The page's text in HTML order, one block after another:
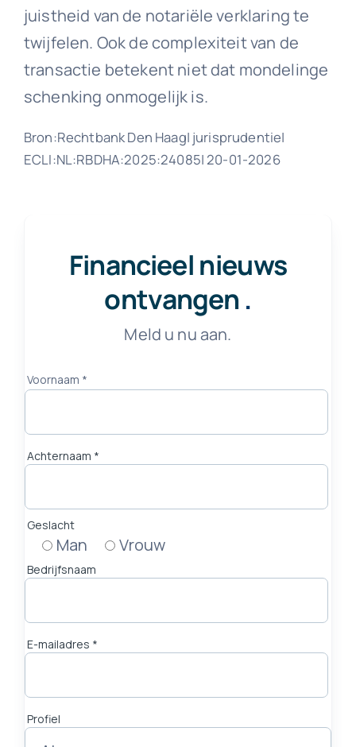
juistheid van de notariële verklaring te
twijfelen. Ook de complexiteit van de
transactie betekent niet dat mondelinge
schenking onmogelijk is.
Bron:Rechtbank Den Haag| jurisprudentie|
ECLI:NL:RBDHA:2025:24085| 20-01-2026
Financieel nieuws
ontvangen .
Meld u nu aan.